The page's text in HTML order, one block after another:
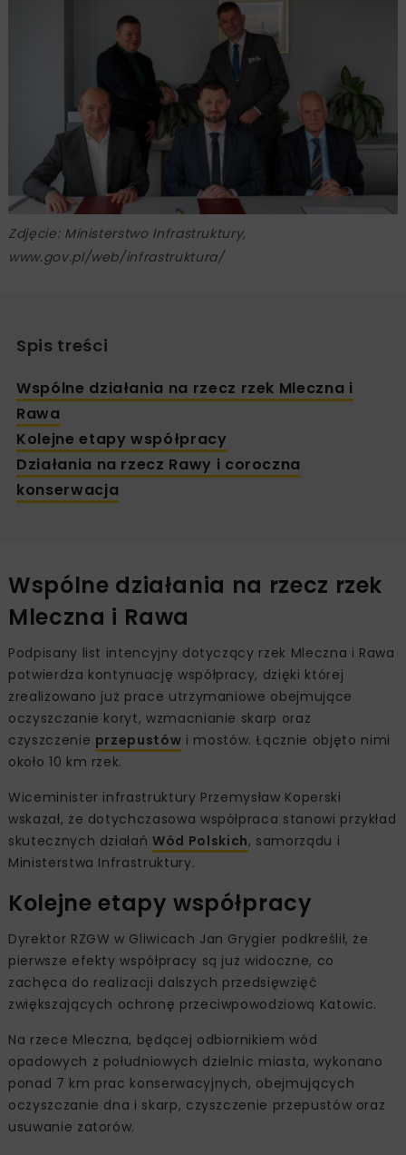
Zdjęcie: Ministerstwo Infrastruktury,
www.gov.pl/web/infrastruktura/
Spis treści
Wspólne działania na rzecz rzek Mleczna i
Rawa
Kolejne etapy współpracy
Działania na rzecz Rawy i coroczna
konserwacja
Wspólne działania na rzecz rzek
Mleczna i Rawa
Podpisany list intencyjny dotyczący rzek Mleczna i Rawa
potwierdza kontynuację współpracy, dzięki której
zrealizowano już prace utrzymaniowe obejmujące
oczyszczanie koryt, wzmacnianie skarp oraz
czyszczenie przepustów i mostów. Łącznie objęto nimi
około 10 km rzek.
Wiceminister infrastruktury Przemysław Koperski
wskazał, że dotychczasowa współpraca stanowi przykład
skutecznych działań Wód Polskich, samorządu i
Ministerstwa Infrastruktury.
Kolejne etapy współpracy
Dyrektor RZGW w Gliwicach Jan Grygier podkreślił, że
pierwsze efekty współpracy są już widoczne, co
zachęca do realizacji dalszych przedsięwzięć
zwiększających ochronę przeciwpowodziową Katowic.
Na rzece Mleczna, będącej odbiornikiem wód
opadowych z południowych dzielnic miasta, wykonano
ponad 7 km prac konserwacyjnych, obejmujących
oczyszczanie dna i skarp, czyszczenie przepustów oraz
usuwanie zatorów.